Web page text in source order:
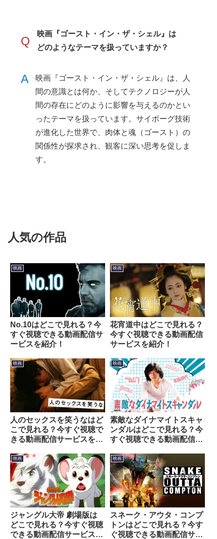
Q
映画『ゴースト・イン・ザ・シェル』は
どのようなテーマを扱っていますか？
A
映画『ゴースト・イン・ザ・シェル』は、人
間の意識とは何か、そしてテクノロジーが人
間の存在にどのように影響を与えるのかとい
ったテーマを扱っています。サイボーグ技術
が進化した世界で、肉体と魂（ゴースト）の
関係性が探求され、観客に深い思考を促しま
す。
人気の作品
映画
No.10はどこで見れる？今
すぐ視聴できる動画配信サ
ービスを紹介！
映画
花宵道中はどこで見れる？
今すぐ視聴できる動画配信
サービスを紹介！
映画
人のセックスを笑うなはど
こで見れる？今すぐ視聴で
きる動画配信サービスを紹
映画
素敵なダイナマイトスキャ
ンダルはどこで見れる？今
すぐ視聴できる動画配信サ
映画
ジャングル大帝 劇場版は
どこで見れる？今すぐ視聴
できる動画配信サービスを
映画
スネーク・アウタ・コンプ
トンはどこで見れる？今す
ぐ視聴できる動画配信サー